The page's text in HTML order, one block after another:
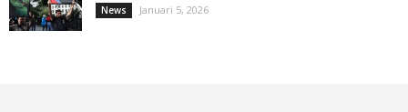
News Januari 5, 2026